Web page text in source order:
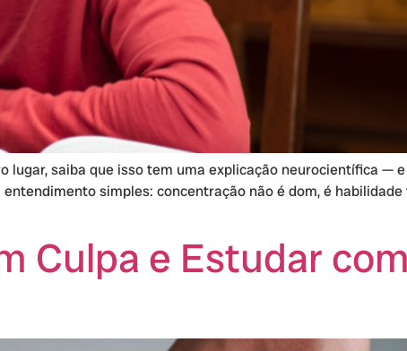
saiba que isso tem uma explicação neurocientífica —
simples: concentração não é dom, é habilidade
Culpa e Estudar com